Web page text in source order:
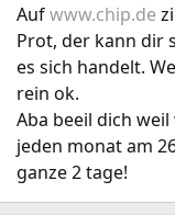
Aufwww.chip.de
Prot, der kann dir
es sich handelt.
rein ok.
Aba beeil dich
jeden monat am
ganze 2 tage!